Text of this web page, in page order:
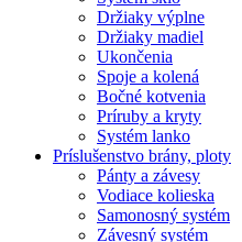
Držiaky výplne
Držiaky madiel
Ukončenia
Spoje a kolená
Bočné kotvenia
Príruby a kryty
Systém lanko
Príslušenstvo brány, ploty
Pánty a závesy
Vodiace kolieska
Samonosný systém
Závesný systém